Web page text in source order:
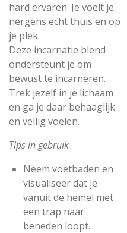
hard ervaren. Je voelt je
nergens echt thuis en op
je plek.
Deze incarnatie blend
ondersteunt je om
bewust te incarneren.
Trek jezelf in je lichaam
en ga je daar behaaglijk
en veilig voelen.
Tips in gebruik
Neem voetbaden en
visualiseer dat je
vanuit de hemel met
een trap naar
beneden loopt.